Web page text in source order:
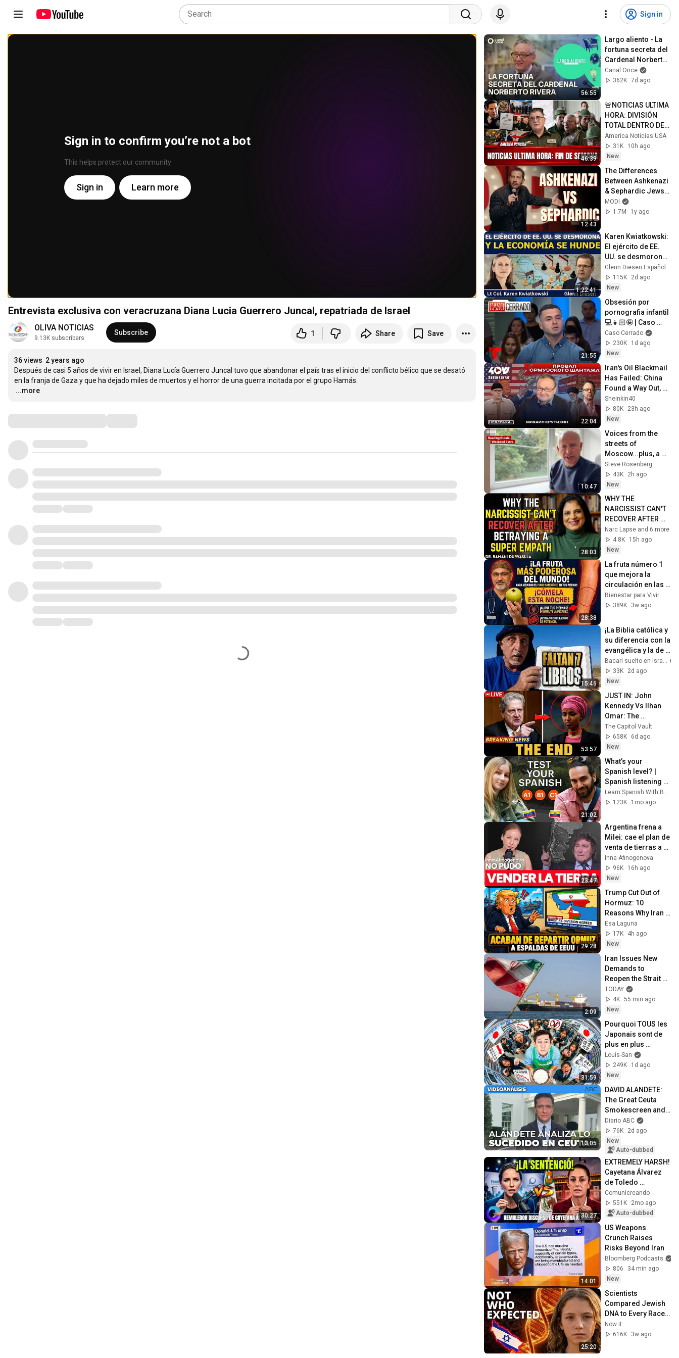
Sign in
Sign in to confirm you’re not a bot
This helps protect our community
Sign in Learn more
Entrevista exclusiva con veracruzana Diana Lucia Guerrero Juncal, repatriada de Israel
OLIVA NOTICIAS
9.13K subscribers
Subscribe 1 Share Save
36 views 2 years ago
Después de casi 5 años de vivir en Israel, Diana Lucía Guerrero Juncal tuvo que abandonar el país tras el inicio del conflicto bélico que se desató
…
...more
56:55
Largo aliento - La
fortuna secreta del
Cardenal Norberto
Rivera (01/08/2026)
Canal Once
362K 7d ago
46:39
🚨NOTICIAS ULTIMA
HORA: DIVISIÓN
TOTAL DENTRO DE
LA CÚPULA
CASTRISTA
America Noticias USA
31K
10h ago
New
12:43
The Differences
Between Ashkenazi
& Sephardic Jews |
Modi Stand Up
Comedy
MODI
1.7M
1y ago
1:22:41
Karen Kwiatkowski:
El ejército de EE.
UU. se desmorona
y la economía se
hunde
Glenn Diesen Español
115K
2d ago
New
21:55
Obsesión por
pornografia infantil
💻👧🏻🤪 | Caso
Cerrado Capítulo
Completo
Caso Cerrado
230K
1d ago
New
22:04
Iran's Oil Blackmail
Has Failed: China
Found a Way Out,
the U.S. Benefited.
Mikhail Krutikhin
Sheinkin40
80K
23h ago
New
10:47
Voices from the
streets of
Moscow...plus, a
review of the Putin
2027 calendar.
Steve Rosenberg
43K
2h ago
New
28:03
WHY THE
NARCISSIST CAN'T
RECOVER AFTER
BETRAYING A
SUPER EMPATH | Dr.
Ramani
Narc Lapse and 6 more
4.8K
15h ago
New
28:38
La fruta número 1
que mejora la
circulación en las
piernas y recupera
la fuerza después
Bienestar para Vivir
389K
3w ago
15:46
¡La Biblia católica y
su diferencia con la
evangélica y la de
Israel!
Bacari suelto en Israel
33K
2d ago
New
53:57
JUST IN: John
Kennedy Vs Ilhan
Omar: The
Financial Evidence
Nobody Saw
Coming
The Capitol Vault
658K
6d ago
New
21:02
What’s your
Spanish level? |
Spanish listening
A1 to C1
Learn Spanish With Babbel
123K
1mo ago
23:47
Argentina frena a
Milei: cae el plan de
venta de tierras a
capitales
extranjeros | Inna
Afinogenova
Inna Afinogenova
96K
16h ago
New
29:28
Trump Cut Out of
Hormuz: 10
Reasons Why Iran
and Oman
Negotiated Without
the US
Esa Laguna
17K
4h ago
New
2:09
Iran Issues New
Demands to
Reopen the Strait of
Hormuz
TODAY
4K 55 min ago
New
31:59
Pourquoi TOUS les
Japonais sont de
plus en plus
pauvres ? (il y a un
coupable)
Louis-San
249K
1d ago
New
13:05
DAVID ALANDETE:
The Great Ceuta
Smokescreen and
the Mario Díaz-
Balart Report
Diario ABC
76K
2d ago
New
Auto-dubbed
30:27
EXTREMELY HARSH!
Cayetana Álvarez
de Toledo
humiliates
Sheinbaum and
reveals the TRUTH
Comunicreando
551K
2mo ago
Auto-dubbed
14:01
US Weapons
Crunch Raises
Risks Beyond Iran
Bloomberg Podcasts
806
34 min ago
New
25:20
Scientists
Compared Jewish
DNA to Every Race
on Earth — The
Results Shocked
Now it
616K
3w ago